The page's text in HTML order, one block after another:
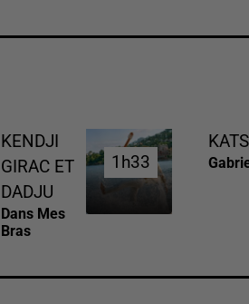
KENDJI
GIRAC ET
DADJU
Dans Mes
Bras
1h33
1h33